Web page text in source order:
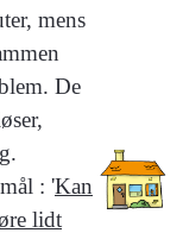
mens
De
: 'Kan
lidt